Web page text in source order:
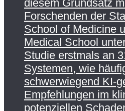
diesem Grundsatz
Forschenden der
School of Medicine
Medical School
Studie erstmals an
Systemen, wie
schwerwiegend KI-
Empfehlungen im
potenziellen